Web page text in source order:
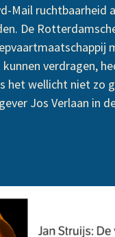
De
verdragen,
het wellicht niet
Jos Verlaan in